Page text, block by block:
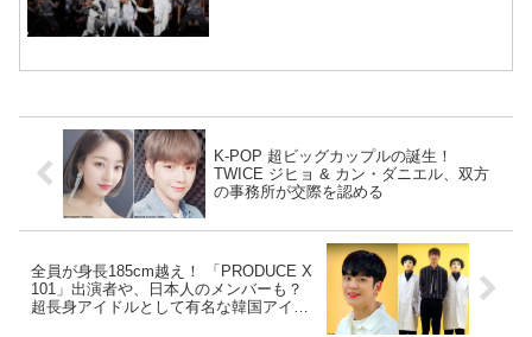
K-POP 超ビッグカップルの誕生！
TWICE ジヒョ & カン・ダニエル、双方
の事務所が交際を認める
全員が身長185cm越え！ 「PRODUCE X
101」出演者や、日本人のメンバーも？
超長身アイドルとして有名な韓国アイド